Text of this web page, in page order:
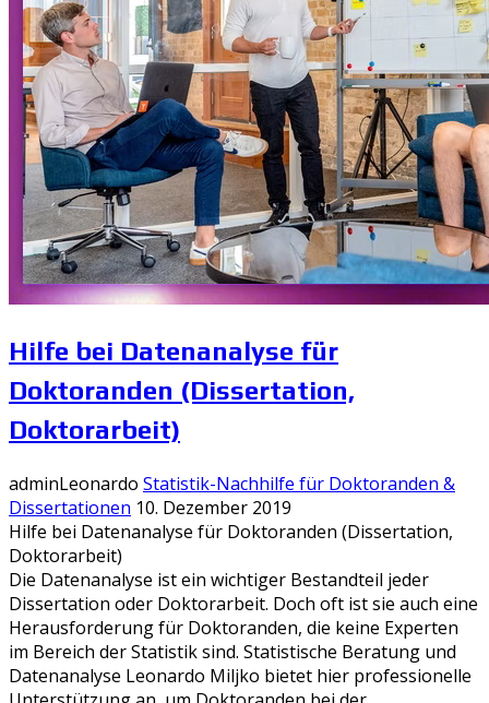
Hilfe bei Datenanalyse für
Doktoranden (Dissertation,
Doktorarbeit)
adminLeonardo Statistik-Nachhilfe für Doktoranden &
Dissertationen 10. Dezember 2019
Hilfe bei Datenanalyse für Doktoranden (Dissertation,
Doktorarbeit)
Die Datenanalyse ist ein wichtiger Bestandteil jeder
Dissertation oder Doktorarbeit. Doch oft ist sie auch eine
Herausforderung für Doktoranden, die keine Experten
im Bereich der Statistik sind. Statistische Beratung und
Datenanalyse Leonardo Miljko bietet hier professionelle